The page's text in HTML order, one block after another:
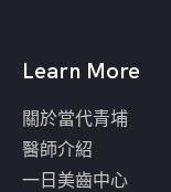
Learn More
關於當代青埔
醫師介紹
一日美齒中心